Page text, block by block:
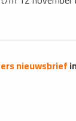
nieuwsbrief